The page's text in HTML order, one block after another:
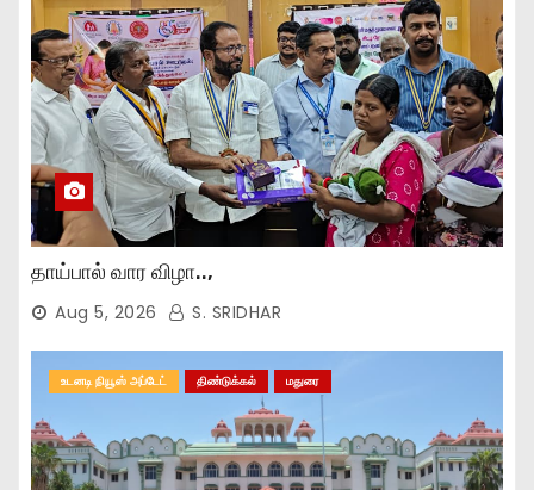
தாய்பால் வார விழா..,
Aug 5, 2026 S. SRIDHAR
உடனடி நியூஸ் அப்டேட் திண்டுக்கல் மதுரை